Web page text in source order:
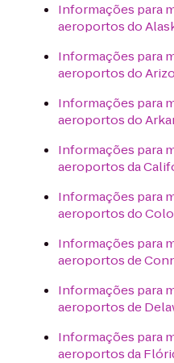
Informações para
aeroportos do
Informações para
aeroportos do
Informações para
aeroportos do
Informações para
aeroportos da
Informações para
aeroportos do
Informações para
aeroportos de
Informações para
aeroportos de
Informações para
aeroportos da